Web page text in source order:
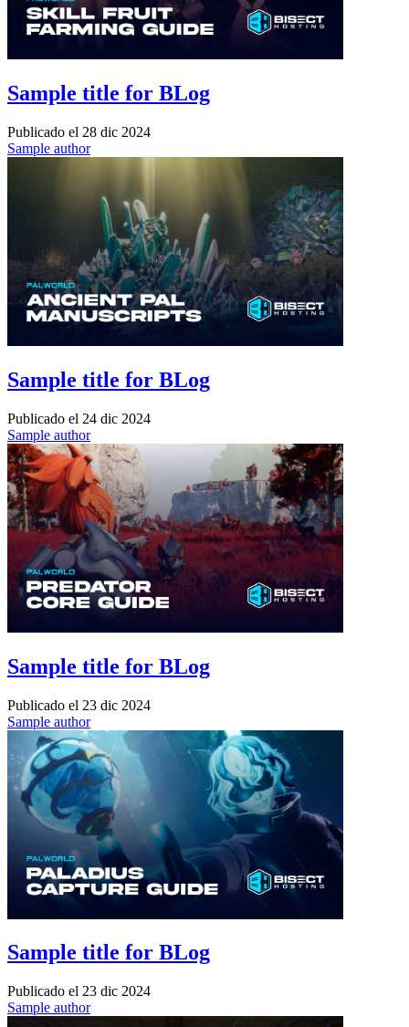
Sample title for BLog
Publicado el 28 dic 2024
Sample author
Sample title for BLog
Publicado el 24 dic 2024
Sample author
Sample title for BLog
Publicado el 23 dic 2024
Sample author
Sample title for BLog
Publicado el 23 dic 2024
Sample author